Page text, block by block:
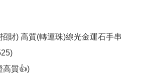
財) 高質(轉運珠)線光金運石手串
高質👍)